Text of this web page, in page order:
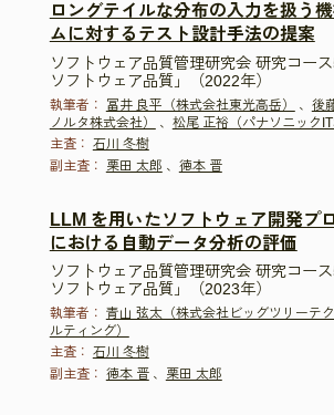
ロングテイルな分布の入力を扱う
ムに対するテスト設計手法の提案
ソフトウェア品質管理研究会 研究コー
ソフトウェア品質」（2022年）
執筆者： 冨井 良平（株式会社東光高岳） 、 後
ノルタ株式会社）
、 松尾 正裕（パナソニック
主査： 石川 冬樹
副主査：
栗田 太郎 、 徳本 晋
LLM を用いたソフトウェア開発プ
における自動データ分析の評価
ソフトウェア品質管理研究会 研究コー
ソフトウェア品質」（2023年）
執筆者： 青山 弦太（株式会社ビッグツリーテ
ルティング）
主査： 石川 冬樹
副主査： 徳本 晋、 栗田 太郎